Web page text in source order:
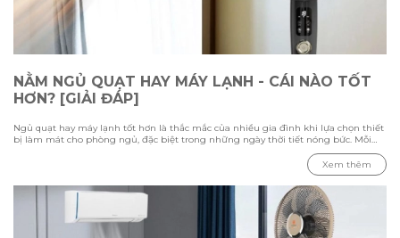
NẰM NGỦ QUẠT HAY MÁY LẠNH - CÁI NÀO TỐT
HƠN? [GIẢI ĐÁP]
Ngủ quạt hay máy lạnh tốt hơn là thắc mắc của nhiều gia đình khi lựa chọn thiết
bị làm mát cho phòng ngủ, đặc biệt trong những ngày thời tiết nóng bức. Mỗi
phương pháp đều có ưu điểm và hạn chế riêng, phụ thuộc vào nhiệt độ môi
trường, diện tích phòng và nhu cầu sử dụng của từng người. Trong bài viết này
cùng Hawonkoo tìm hiểu sự khác biệt giữa việc ngủ bằng quạt và máy lạnh,
đánh giá ưu nhược điểm của từng thiết bị, đồng thời tham khảo cách sử dụng
phù hợp để tạo không gian nghỉ ngơi thoải mái và tiết kiệm điện.
Xem thêm